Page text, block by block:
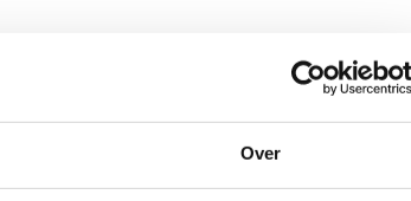
Over
worden aangezien slechts de helft van
In het PRUP “rallycrosscircuit GLOSSO” is er